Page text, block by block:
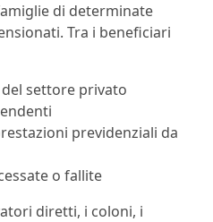
di determinate
Tra i beneficiari
settore privato
previdenziali da
o fallite
diretti, i coloni, i